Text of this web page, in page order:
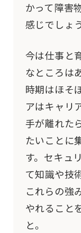
かって障害
感じでしょ
今は仕事と
なところは
時期はほそ
アはキャリ
手が離れた
たいことに
す。セキュ
て知識や技
これらの強
やれること
と。